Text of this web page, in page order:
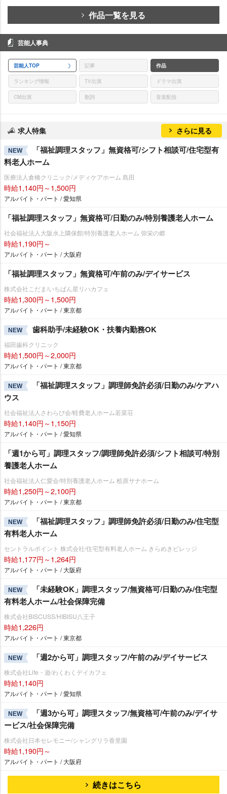
作品一覧を見る
芸能人事典
芸能人TOP 記事 作品
ランキング情報 TV出演 ドラマ出演
CM出演 歌詞 音楽配信
求人特集 さらに見る
NEW
「福祉調理スタッフ」無資格可/シフト相談可/住宅型有
料老人ホーム
医療法人倉橋クリニック/メディケアホーム 島田
時給1,140円～1,500円
アルバイト・パート / 愛知県
「福祉調理スタッフ」無資格可/日勤のみ/特別養護老人ホーム
社会福祉法人大阪水上隣保館/特別養護老人ホーム 弥栄の郷
時給1,190円～
アルバイト・パート / 大阪府
「福祉調理スタッフ」無資格可/午前のみ/デイサービス
株式会社こだま/いちばん星リハカフェ
時給1,300円～1,500円
アルバイト・パート / 東京都
NEW 歯科助手/未経験OK・扶養内勤務OK
福田歯科クリニック
時給1,500円～2,000円
アルバイト・パート / 東京都
NEW
「福祉調理スタッフ」調理師免許必須/日勤のみ/ケアハ
ウス
社会福祉法人さわらび会/軽費老人ホーム若菜荘
時給1,140円～1,150円
アルバイト・パート / 愛知県
「週1から可」調理スタッフ/調理師免許必須/シフト相談可/特別
養護老人ホーム
社会福祉法人仁愛会/特別養護老人ホーム 桧原サナホーム
時給1,250円～2,100円
アルバイト・パート / 東京都
NEW
「福祉調理スタッフ」調理師免許必須/日勤のみ/住宅型
有料老人ホーム
セントラルポイント 株式会社/住宅型有料老人ホーム きらめきビレッジ
時給1,177円～1,264円
アルバイト・パート / 大阪府
NEW
「未経験OK」調理スタッフ/無資格可/日勤のみ/住宅型
有料老人ホーム/社会保障完備
株式会社BISCUSS/HIBISU八王子
時給1,226円
アルバイト・パート / 東京都
NEW 「週2から可」調理スタッフ/午前のみ/デイサービス
株式会社Life・遊/わくわくデイカフェ
時給1,140円
アルバイト・パート / 愛知県
NEW
「週3から可」調理スタッフ/無資格可/午前のみ/デイサ
ービス/社会保障完備
株式会社日本セレモニー/シャングリラ香里園
時給1,190円～
アルバイト・パート / 大阪府
続きはこちら